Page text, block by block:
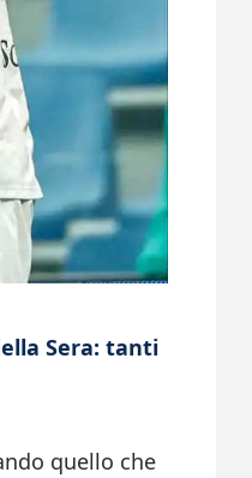
Sera: tanti
quello che